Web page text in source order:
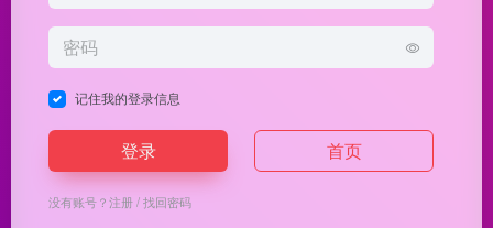
记住我的登录信息
登录 首页
没有账号？注册/找回密码